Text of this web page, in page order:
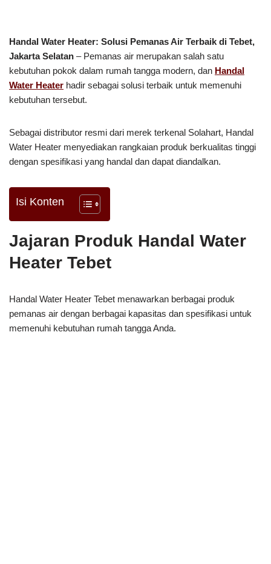
Handal Water Heater: Solusi Pemanas Air Terbaik di Tebet,
Jakarta Selatan – Pemanas air merupakan salah satu
kebutuhan pokok dalam rumah tangga modern, dan Handal
Water Heater hadir sebagai solusi terbaik untuk memenuhi
kebutuhan tersebut.
Sebagai distributor resmi dari merek terkenal Solahart, Handal
Water Heater menyediakan rangkaian produk berkualitas tinggi
dengan spesifikasi yang handal dan dapat diandalkan.
Isi Konten
Jajaran Produk Handal Water
Heater Tebet
Handal Water Heater Tebet menawarkan berbagai produk
pemanas air dengan berbagai kapasitas dan spesifikasi untuk
memenuhi kebutuhan rumah tangga Anda.